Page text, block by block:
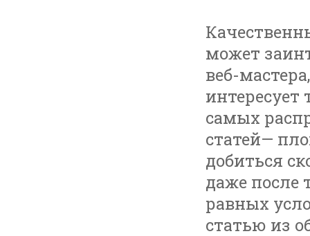
может
веб-
самых
статей—
добиться
даже после
равных
статью из